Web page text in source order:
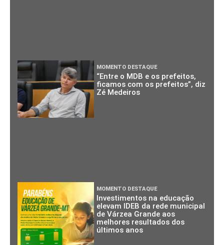
MOMENTO DESTAQUE
“Entre o MDB e os prefeitos,
ficamos com os prefeitos”, diz
Zé Medeiros
MOMENTO DESTAQUE
Investimentos na educação
elevam IDEB da rede municipal
de Várzea Grande aos
melhores resultados dos
últimos anos